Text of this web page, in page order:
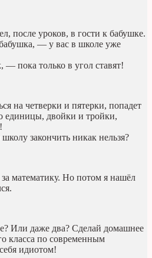
после уроков, в гости к бабушке.
— у вас в школе уже
пока только в угол ставят!
на четверки и пятерки, попадет
единицы, двойки и тройки,
закончить никак нельзя?
математику. Но потом я нашёл
Или даже два? Сделай домашнее
класса по современным
идиотом!